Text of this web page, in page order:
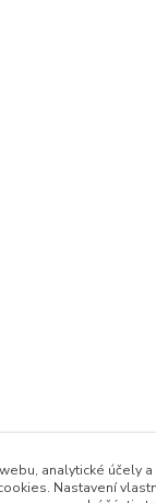
analytické účely
Nastavení